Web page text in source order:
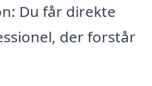
Du får direkte
der forstår